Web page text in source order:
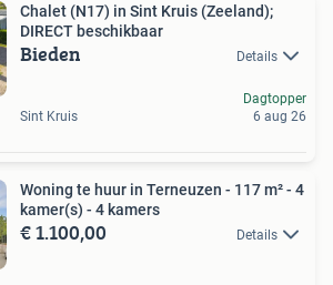
Chalet (N17) in Sint Kruis (Zeeland);
DIRECT beschikbaar
Bieden Details
Sint Kruis
Dagtopper
6 aug 26
Woning te huur in Terneuzen - 117 m² - 4
kamer(s) - 4 kamers
€ 1.100,00 Details